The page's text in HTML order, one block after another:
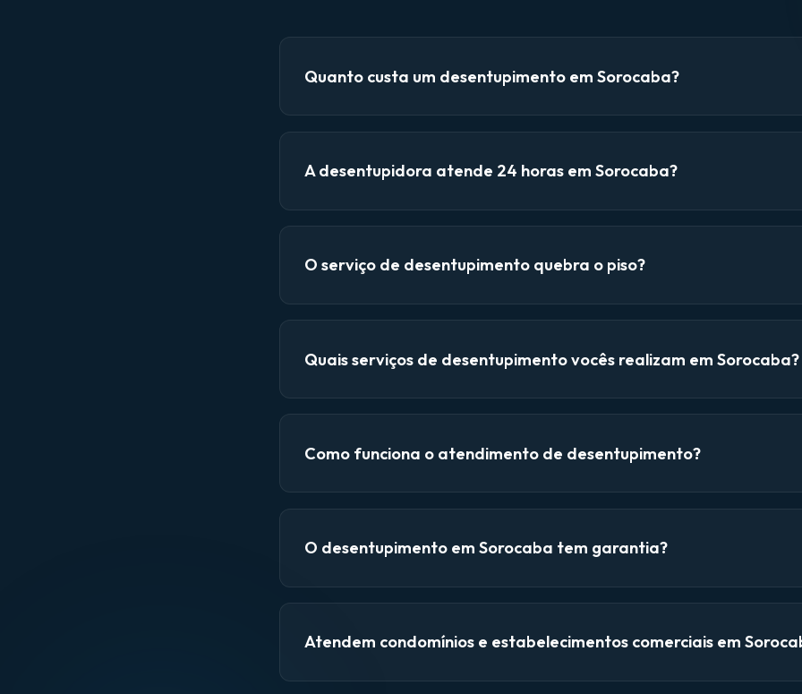
Quanto custa um desentupimento em Sorocaba?
A desentupidora atende 24 horas em Sorocaba?
O serviço de desentupimento quebra o piso?
Quais serviços de desentupimento vocês realizam em Sorocaba?
Como funciona o atendimento de desentupimento?
O desentupimento em Sorocaba tem garantia?
Atendem condomínios e estabelecimentos comerciais em